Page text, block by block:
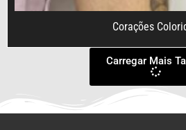
Corações
Carregar Mais